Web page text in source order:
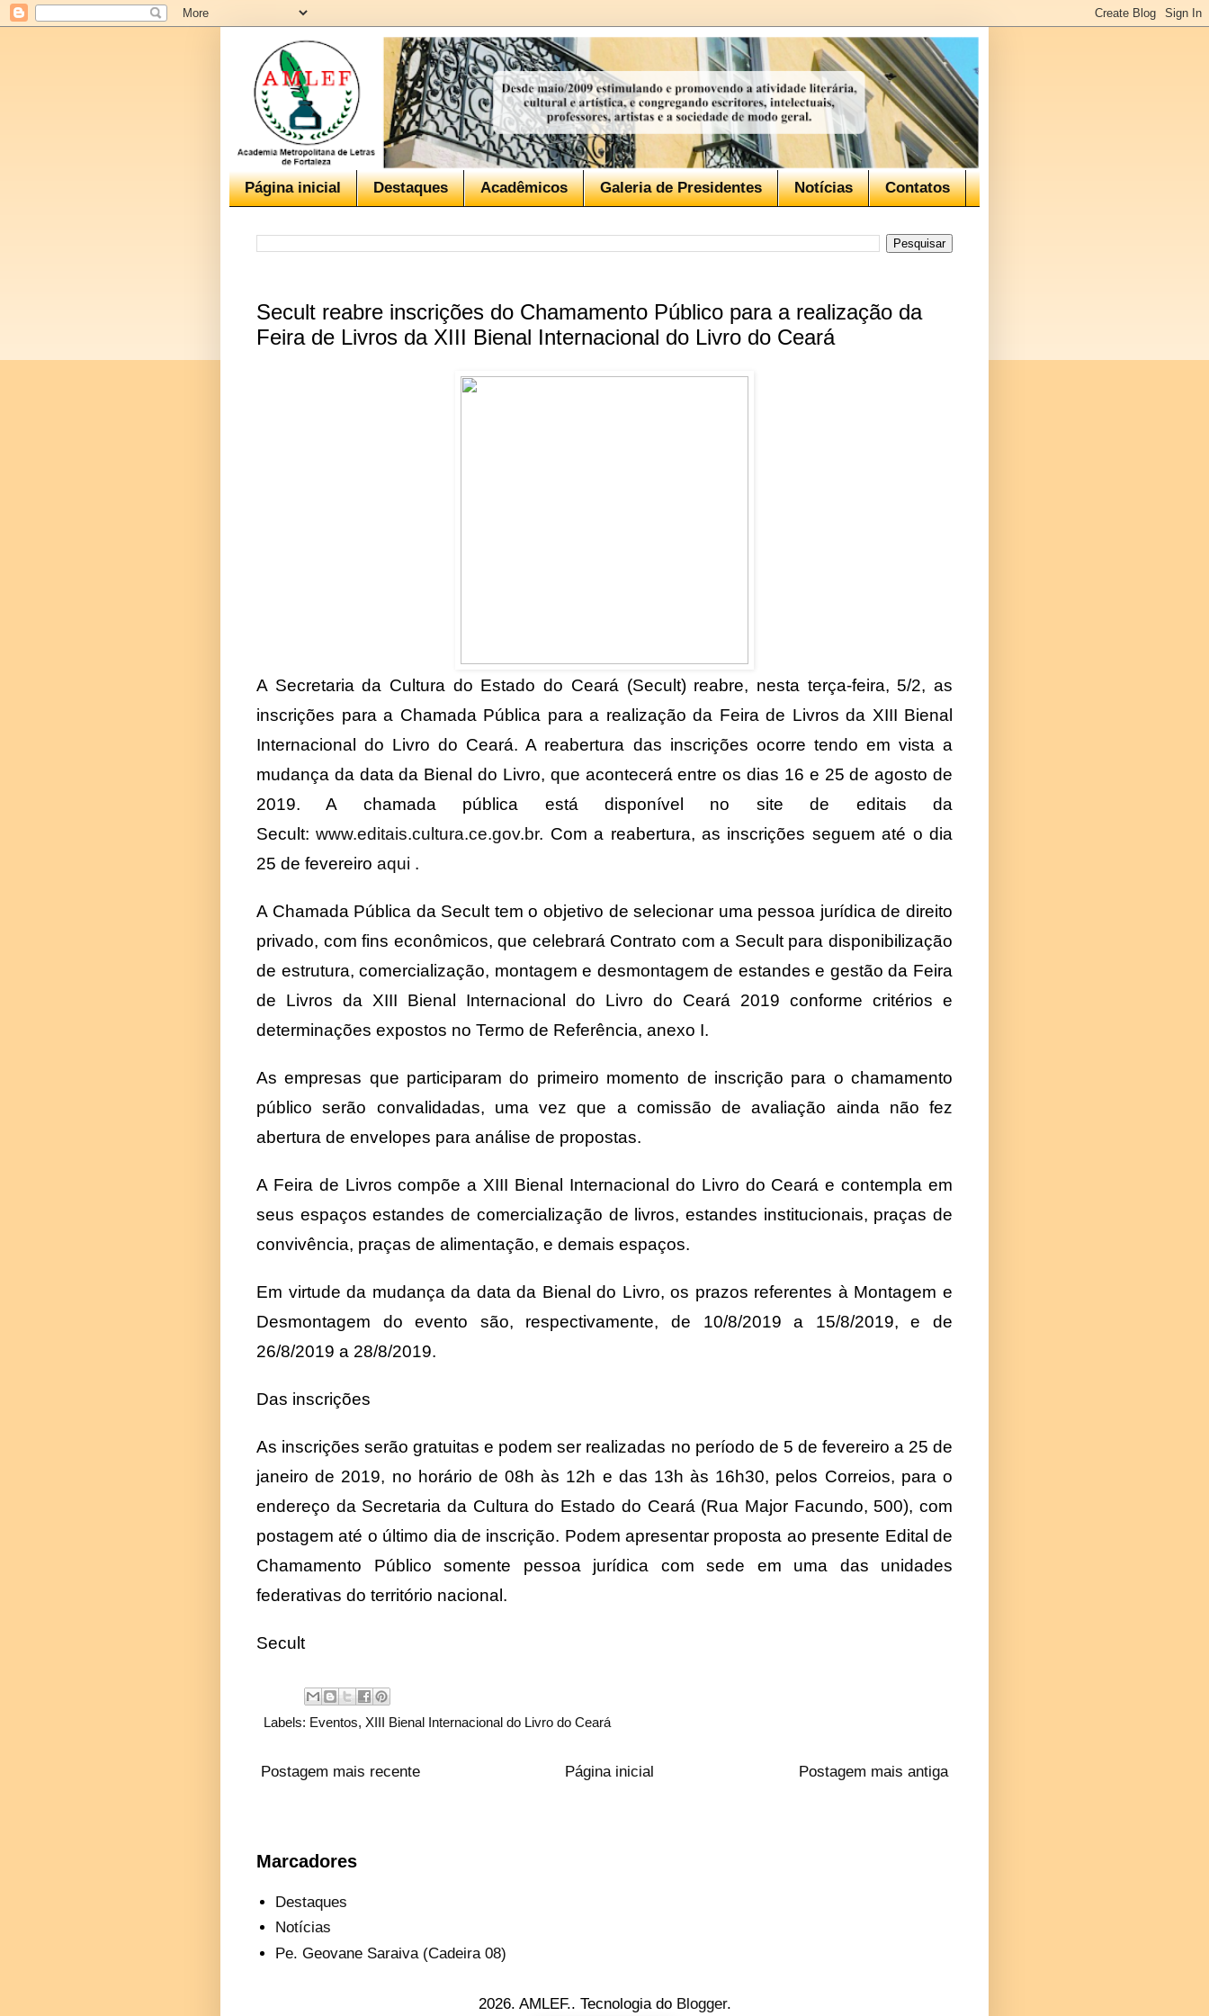
Página inicial Destaques Acadêmicos Galeria de Presidentes Notícias Contatos
Secult reabre inscrições do Chamamento Público para a realização da
Feira de Livros da XIII Bienal Internacional do Livro do Ceará
A Secretaria da Cultura do Estado do Ceará (Secult) reabre, nesta terça-feira, 5/2, as
inscrições para a Chamada Pública para a realização da Feira de Livros da XIII Bienal
Internacional do Livro do Ceará. A reabertura das inscrições ocorre tendo em vista a
mudança da data da Bienal do Livro, que acontecerá entre os dias 16 e 25 de agosto de
2019. A chamada pública está disponível no site de editais da
Secult:www.editais.cultura.ce.gov.br. Com a reabertura, as inscrições seguem até o dia
25 de fevereiro aqui .
A Chamada Pública da Secult tem o objetivo de selecionar uma pessoa jurídica de direito
privado, com fins econômicos, que celebrará Contrato com a Secult para disponibilização
de estrutura, comercialização, montagem e desmontagem de estandes e gestão da Feira
de Livros da XIII Bienal Internacional do Livro do Ceará 2019 conforme critérios e
determinações expostos no Termo de Referência, anexo I.
As empresas que participaram do primeiro momento de inscrição para o chamamento
público serão convalidadas, uma vez que a comissão de avaliação ainda não fez
abertura de envelopes para análise de propostas.
A Feira de Livros compõe a XIII Bienal Internacional do Livro do Ceará e contempla em
seus espaços estandes de comercialização de livros, estandes institucionais, praças de
convivência, praças de alimentação, e demais espaços.
Em virtude da mudança da data da Bienal do Livro, os prazos referentes à Montagem e
Desmontagem do evento são, respectivamente, de 10/8/2019 a 15/8/2019, e de
26/8/2019 a 28/8/2019.
Das inscrições
As inscrições serão gratuitas e podem ser realizadas no período de 5 de fevereiro a 25 de
janeiro de 2019, no horário de 08h às 12h e das 13h às 16h30, pelos Correios, para o
endereço da Secretaria da Cultura do Estado do Ceará (Rua Major Facundo, 500), com
postagem até o último dia de inscrição. Podem apresentar proposta ao presente Edital de
Chamamento Público somente pessoa jurídica com sede em uma das unidades
federativas do território nacional.
Secult
Labels: Eventos, XIII Bienal Internacional do Livro do Ceará
Postagem mais recente Postagem mais antiga
Página inicial
Marcadores
Destaques
Notícias
Pe. Geovane Saraiva (Cadeira 08)
2026. AMLEF.. Tecnologia do Blogger.